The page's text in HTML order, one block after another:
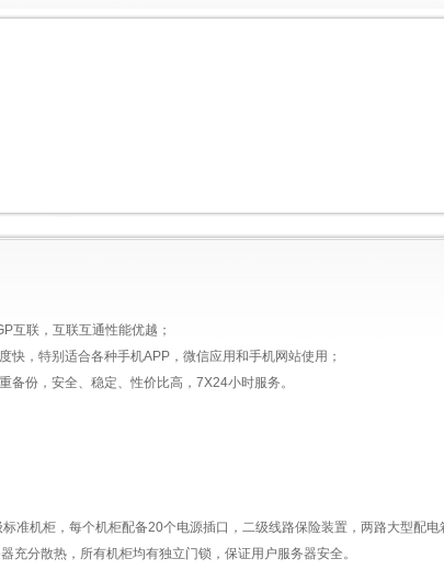
互联，互联互通性能优越；
快，特别适合各种手机APP，微信应用和手机网站使用；
备份，安全、稳定、性价比高，7X24小时服务。
机柜，每个机柜配备20个电源插口，二级线路保险装置，两路大型配电
充分散热，所有机柜均有独立门锁，保证用户服务器安全。